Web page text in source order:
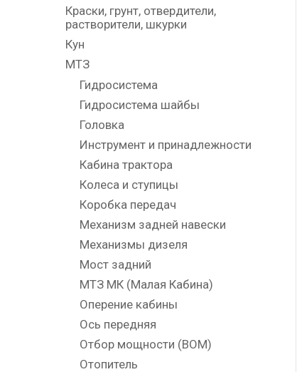
Краски, грунт, отвердители,
растворители, шкурки
Кун
МТЗ
Гидросистема
Гидросистема шайбы
Головка
Инструмент и принадлежности
Кабина трактора
Колеса и ступицы
Коробка передач
Механизм задней навески
Механизмы дизеля
Мост задний
МТЗ МК (Малая Кабина)
Оперение кабины
Ось передняя
Отбор мощности (ВОМ)
Отопитель